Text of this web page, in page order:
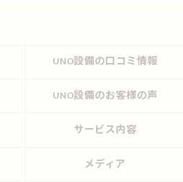
UNO設備の口コミ情報
UNO設備のお客様の声
サービス内容
メディア